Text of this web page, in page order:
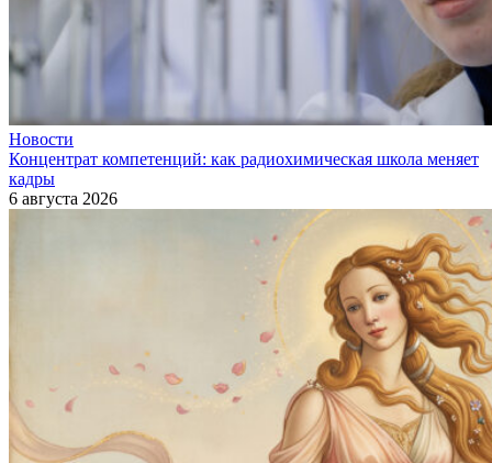
Новости
Концентрат компетенций: как радиохимическая школа меняет
кадры
6 августа 2026